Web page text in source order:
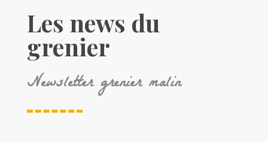
Les news du
grenier
Newsletter grenier malin